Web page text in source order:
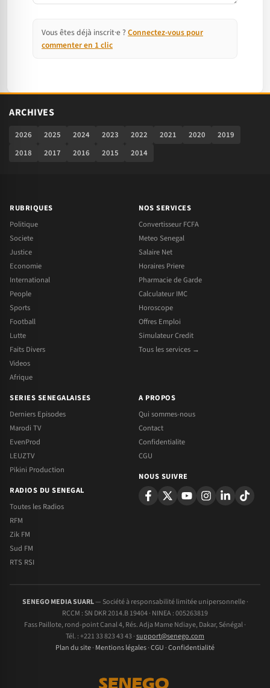
Vous êtes déjà inscrit·e ? Connectez-vous pour
commenter en 1 clic
ARCHIVES
2026 2025 2024 2023 2022 2021 2020
2019
2018
2017 2016 2015 2014
RUBRIQUES
Politique
Societe
Justice
Economie
International
People
Sports
Football
Lutte
Faits Divers
Videos
Afrique
NOS SERVICES
Convertisseur FCFA
Meteo Senegal
Salaire Net
Horaires Priere
Pharmacie de Garde
Calculateur IMC
Horoscope
Offres Emploi
Simulateur Credit
Tous les services →
SERIES SENEGALAISES
Derniers Episodes
Marodi TV
EvenProd
LEUZTV
Pikini Production
RADIOS DU SENEGAL
Toutes les Radios
RFM
Zik FM
Sud FM
RTS RSI
A PROPOS
Qui sommes-nous
Contact
Confidentialite
CGU
NOUS SUIVRE
SENEGO MEDIA SUARL— Société à responsabilité limitée unipersonnelle ·
RCCM : SN DKR 2014.B 19404 · NINEA : 005263819
Fass Paillote, rond-point Canal 4, Rés. Adja Mame Ndiaye, Dakar, Sénégal ·
Tél. : +221 33 823 43 43 ·support@senego.com
Plan du site· Mentions légales·CGU ·Confidentialité